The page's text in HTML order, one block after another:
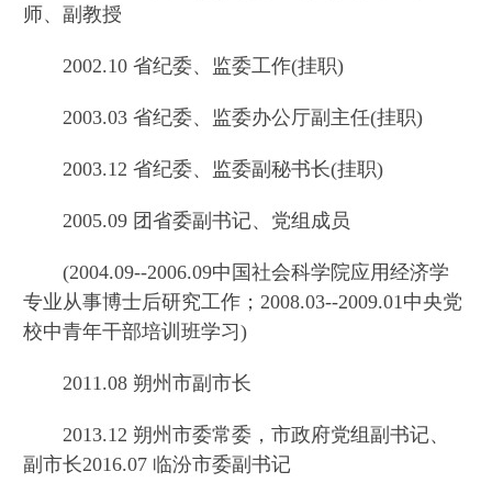
师、副教授
2002.10 省纪委、监委工作(挂职)
2003.03 省纪委、监委办公厅副主任(挂职)
2003.12 省纪委、监委副秘书长(挂职)
2005.09 团省委副书记、党组成员
(2004.09--2006.09中国社会科学院应用经济学
专业从事博士后研究工作；2008.03--2009.01中央党
校中青年干部培训班学习)
2011.08 朔州市副市长
2013.12 朔州市委常委，市政府党组副书记、
副市长2016.07 临汾市委副书记